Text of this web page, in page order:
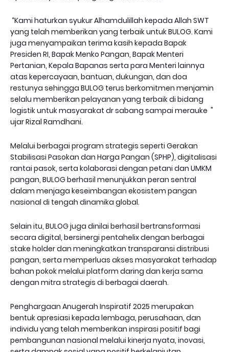
“Kami haturkan syukur Alhamdulillah kepada Allah SWT
yang telah memberikan yang terbaik untuk BULOG. Kami
juga menyampaikan terima kasih kepada Bapak
Presiden RI, Bapak Menko Pangan, Bapak Menteri
Pertanian, Kepala Bapanas serta para Menteri lainnya
atas kepercayaan, bantuan, dukungan, dan doa
restunya sehingga BULOG terus berkomitmen menjamin
selalu memberikan pelayanan yang terbaik di bidang
logistik untuk masyarakat dr sabang sampai merauke "
ujar Rizal Ramdhani.
Melalui berbagai program strategis seperti Gerakan
Stabilisasi Pasokan dan Harga Pangan (SPHP), digitalisasi
rantai pasok, serta kolaborasi dengan petani dan UMKM
pangan, BULOG berhasil menunjukkan peran sentral
dalam menjaga keseimbangan ekosistem pangan
nasional di tengah dinamika global.
Selain itu, BULOG juga dinilai berhasil bertransformasi
secara digital, bersinergi pentahelix dengan berbagai
stake holder dan meningkatkan transparansi distribusi
pangan, serta memperluas akses masyarakat terhadap
bahan pokok melalui platform daring dan kerja sama
dengan mitra strategis di berbagai daerah.
Penghargaan Anugerah Inspiratif 2025 merupakan
bentuk apresiasi kepada lembaga, perusahaan, dan
individu yang telah memberikan inspirasi positif bagi
pembangunan nasional melalui kinerja nyata, inovasi,